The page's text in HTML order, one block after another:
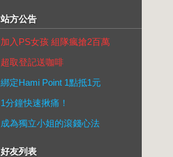
站方公告
加入PS女孩 組隊瘋搶2百萬
超取登記送咖啡
綁定Hami Point 1點抵1元
1分鐘快速揪痛！
成為獨立小姐的滾錢心法
好友列表